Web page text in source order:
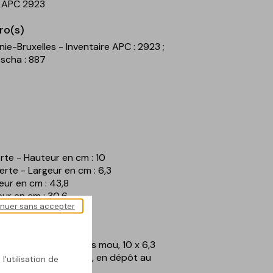
2923
Bruxelles - Inventaire APC : 2923 ;
: 887
- Hauteur en cm : 10
- Largeur en cm : 6,3
en cm : 43,8
en cm : 30,6
s.d., vernis mou, 10 x 6,3
Wallonie-Bruxelles, en dépôt au
l'utilisation de
sans accepter